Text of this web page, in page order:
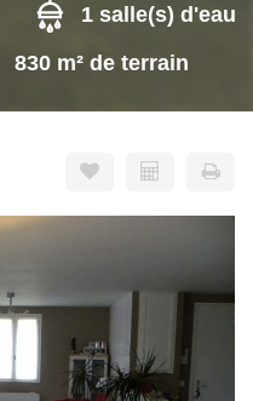
1 salle(s) d'eau
830 m² de terrain